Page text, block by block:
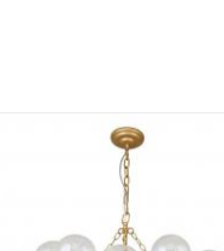
Люстра Favourite
Multibulla 4202-6P